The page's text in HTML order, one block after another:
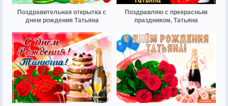
Поздравительная открытка с
днем рождения Татьяна
Поздравляю с прекрасным
праздником, Татьяна